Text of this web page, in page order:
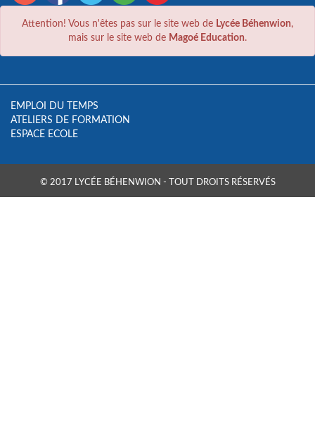
Attention! Vous n'êtes pas sur le site web de Lycée Béhenwion,
mais sur le site web de Magoé Education.
EMPLOI DU TEMPS
ATELIERS DE FORMATION
ESPACE ECOLE
© 2017 LYCÉE BÉHENWION - TOUT DROITS RÉSERVÉS